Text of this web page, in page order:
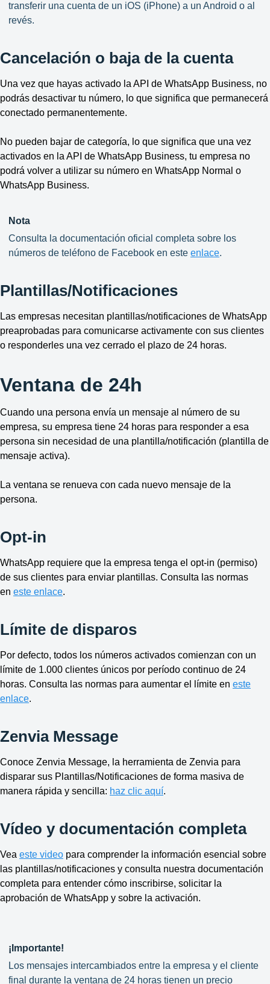
transferir una cuenta de un iOS (iPhone) a un Android o al
revés.
Cancelación o baja de la cuenta
Una vez que hayas activado la API de WhatsApp Business, no
podrás desactivar tu número, lo que significa que permanecerá
conectado permanentemente.
No pueden bajar de categoría, lo que significa que una vez
activados en la API de WhatsApp Business, tu empresa no
podrá volver a utilizar su número en WhatsApp Normal o
WhatsApp Business.
Nota
Consulta la documentación oficial completa sobre los
números de teléfono de Facebook en este enlace.
Plantillas/Notificaciones
Las empresas necesitan plantillas/notificaciones de WhatsApp
preaprobadas para comunicarse activamente con sus clientes
o responderles una vez cerrado el plazo de 24 horas.
Ventana de 24h
Cuando una persona envía un mensaje al número de su
empresa, su empresa tiene 24 horas para responder a esa
persona sin necesidad de una plantilla/notificación (plantilla de
mensaje activa).
La ventana se renueva con cada nuevo mensaje de la
persona.
Opt-in
WhatsApp requiere que la empresa tenga el opt-in (permiso)
de sus clientes para enviar plantillas. Consulta las normas
en este enlace.
Límite de disparos
Por defecto, todos los números activados comienzan con un
límite de 1.000 clientes únicos por período continuo de 24
horas. Consulta las normas para aumentar el límite en este
enlace.
Zenvia Message
Conoce Zenvia Message, la herramienta de Zenvia para
disparar sus Plantillas/Notificaciones de forma masiva de
manera rápida y sencilla: haz clic aquí.
Vídeo y documentación completa
Vea este video para comprender la información esencial sobre
las plantillas/notificaciones y consulta nuestra documentación
completa para entender cómo inscribirse, solicitar la
aprobación de WhatsApp y sobre la activación.
¡Importante!
Los mensajes intercambiados entre la empresa y el cliente
final durante la ventana de 24 horas tienen un precio